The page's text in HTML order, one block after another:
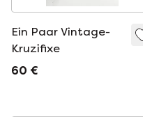
Ein Paar Vintage-
Kruzifixe
60 €